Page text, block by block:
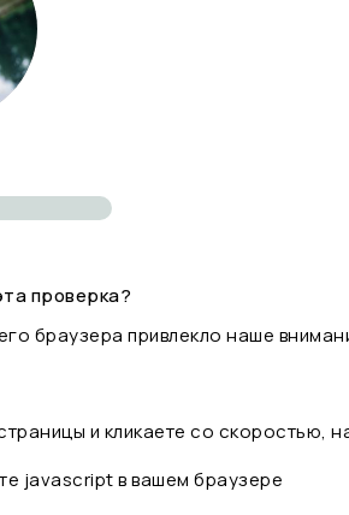
проверка?
браузера привлекло наше
и кликаете со
javascript в вашем браузере